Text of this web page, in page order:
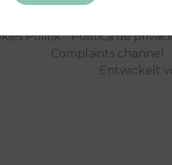
Politik Política de
Complaints channel
Entwickelt